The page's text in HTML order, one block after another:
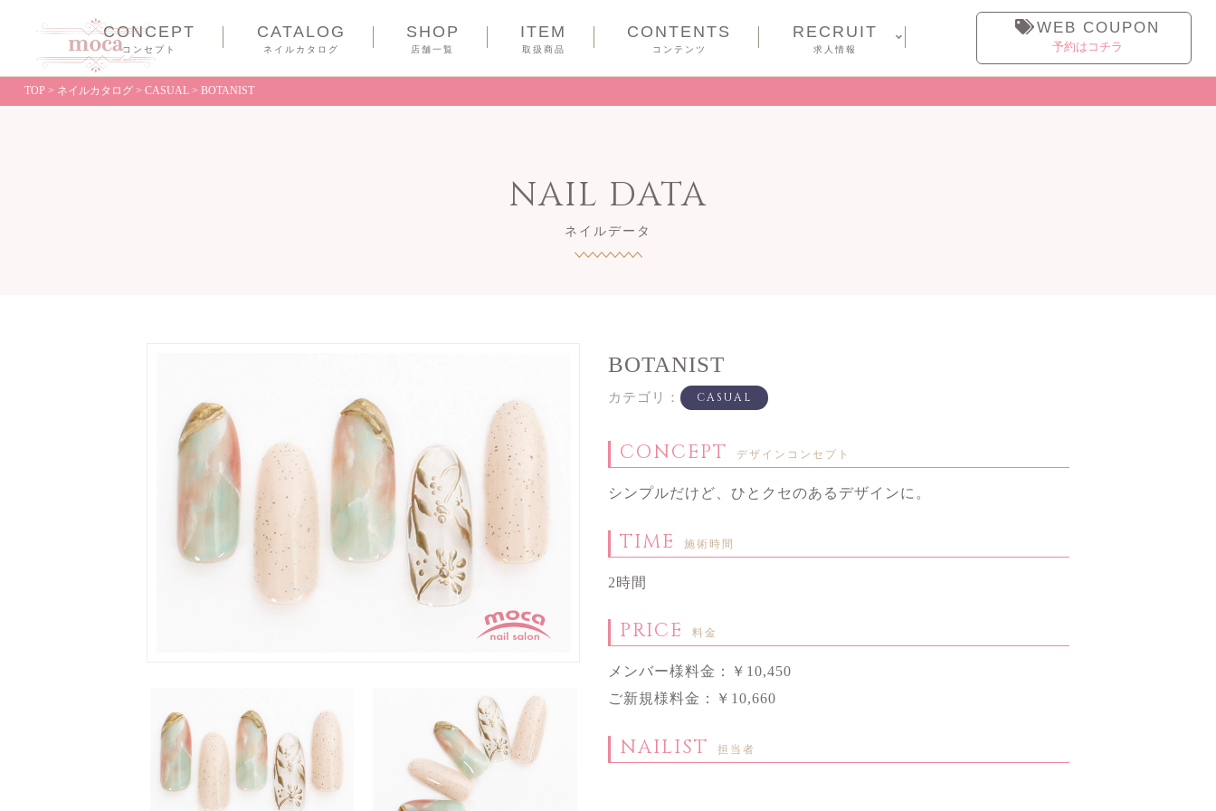
COUPON
CONCEPT
コンセプト
CATALOG
ネイルカタログ
SHOP
店舗一覧
ITEM
取扱商品
CONTENTS
コンテンツ
RECRUIT
求人情報
WEB COUPON
予約はコチラ
TOP > ネイルカタログ> CASUAL> BOTANIST
NAIL DATA
ネイルデータ
BOTANIST
カテゴリ： CASUAL
CONCEPT デザインコンセプト
シンプルだけど、ひとクセのあるデザインに。
TIME 施術時間
2時間
PRICE 料金
メンバー様料金：￥10,450
ご新規様料金：￥10,660
NAILIST 担当者